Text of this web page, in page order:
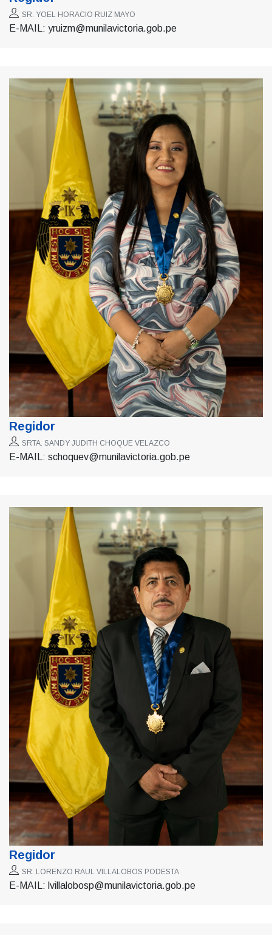
SR. YOEL HORACIO RUIZ MAYO
E-MAIL: yruizm@munilavictoria.gob.pe
Regidor
SRTA. SANDY JUDITH CHOQUE VELAZCO
E-MAIL: schoquev@munilavictoria.gob.pe
Regidor
SR. LORENZO RAUL VILLALOBOS PODESTA
E-MAIL: lvillalobosp@munilavictoria.gob.pe